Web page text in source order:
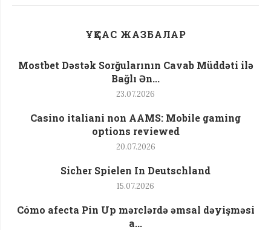
ҰҚСАС ЖАЗБАЛАР
Mostbet Dəstək Sorğularının Cavab Müddəti ilə
Bağlı Ən...
23.07.2026
Casino italiani non AAMS: Mobile gaming
options reviewed
20.07.2026
Sicher Spielen In Deutschland
15.07.2026
Cómo afecta Pin Up mərclərdə əmsal dəyişməsi
a...